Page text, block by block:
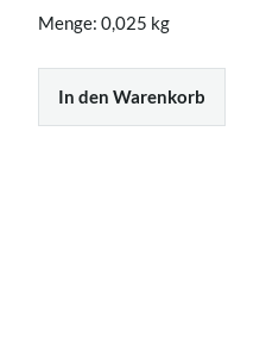
Menge: 0,025 kg
In den Warenkorb